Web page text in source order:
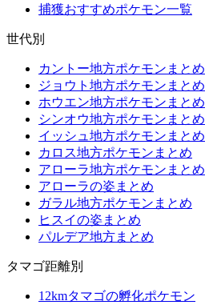
捕獲おすすめポケモン一覧
世代別
カントー地方ポケモンまとめ
ジョウト地方ポケモンまとめ
ホウエン地方ポケモンまとめ
シンオウ地方ポケモンまとめ
イッシュ地方ポケモンまとめ
カロス地方ポケモンまとめ
アローラ地方ポケモンまとめ
アローラの姿まとめ
ガラル地方ポケモンまとめ
ヒスイの姿まとめ
パルデア地方まとめ
タマゴ距離別
12kmタマゴの孵化ポケモン